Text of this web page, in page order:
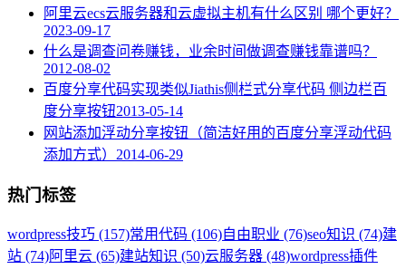
阿里云ecs云服务器和云虚拟主机有什么区别 哪个更好？
2023-09-17
什么是调查问卷赚钱，业余时间做调查赚钱靠谱吗？
2012-08-02
百度分享代码实现类似Jiathis侧栏式分享代码 侧边栏百
度分享按钮2013-05-14
网站添加浮动分享按钮（简洁好用的百度分享浮动代码
添加方式） 2014-06-29
热门标签
wordpress技巧 (157)常用代码 (106)自由职业 (76)seo知识 (74)建
站 (74)阿里云 (65)建站知识 (50)云服务器 (48)wordpress插件